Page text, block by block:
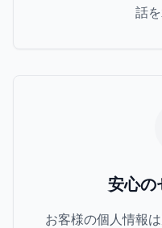
話を
安心の
お客様の個人情報